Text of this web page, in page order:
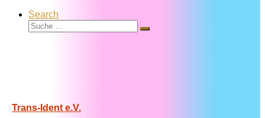
Search
Suche
Suche
Trans-Ident e.V.